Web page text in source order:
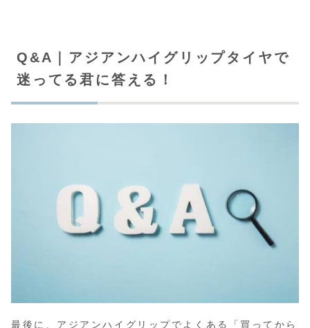
Q&A｜アジアンハイグリップタイヤで
迷ってる君に答える！
最後に、アジアンハイグリップでよくある「買ってから